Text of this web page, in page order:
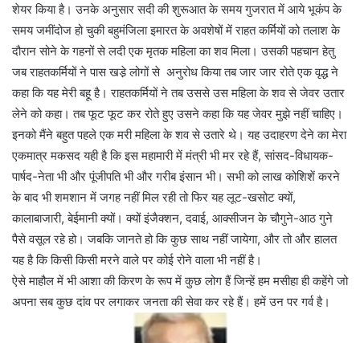
शेयर किया है। उनके अनुसार सदी की शुरूआत के समय गुजरात में आये भूकंप के
समय जमींदोज हो चुकी बहुमंजिला इमारत के अवशेषों में राहत कर्मियों को तलाश के
दौरान सोने के गहनों से लदी एक मृतक महिला का शव मिला। उसकी पहचान हेतु
जब राहतकर्मियों ने पास खडे़ लोगों से अनुरोध किया तब जार जार रोते एक वृद्ध ने
कहा कि यह मेरी बहू है। राहतकर्मियों ने तब उससे उस महिला के शव से जेवर उतार
लेने को कहा। तब फूट फूट कर रोते हुए उसने कहा कि यह जेवर मुझे नहीं चाहिए।
इनको मैंने बहुत पहले एक मरी महिला के शव से उतारे थे। यह उदाहरण देने का मेरा
एकमात्र मकसद यही है कि इस महामारी में मंत्री भी मर रहे हैं, सांसद-विधायक-
पार्षद-नेता भी और पूंजीपति भी और गरीब इंसान भी। सभी को लाख कोशिशें करने
के बाद भी शमशान में जगह नहीं मिल रही तो फिर यह लूट-खसोट क्यों,
कालाबाजारी, बेईमानी क्यों। क्यों इंजैक्शन, दवाई, आक्सीजन के चौगुने-आठ गुने
पैसे वसूल रहे हो। जबकि जानते हो कि कुछ साथ नहीं जायेगा, और तो और हालत
यह है कि किसी किसी मरने वाले पर कोई रोने वाला भी नहीं है।
ऐसे माहौल में भी आशा की किरण के रूप में कुछ लोग हैं जिन्हें हम मसीहा ही कहेंगे जो
अपना सब कुछ दांव पर लगाकर जनता की सेवा कर रहे हैं। हमें उन पर गर्व है।